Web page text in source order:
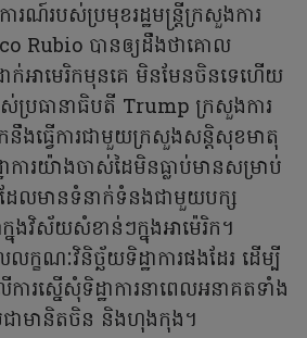
រណ៍របស់ប្រមុខរដ្ឋមន្រ្តីក្រសួងការ
Rubio បានឲ្យដឹងថាគោល
ាក់អាមេរិកមុនគេ មិនមែនចិនទេហើយ
ប្រធានាធិបតី Trump ក្រសួងការ
នឹងធ្វើការជាមួយក្រសួងសន្តិសុខមាតុ
ារយ៉ាងចាស់ដៃមិនធ្លាប់មានសម្រាប់
ែលមានទំនាក់ទំនងជាមួយបក្ស
នុងវិស័យសំខាន់ៗក្នុងអាម៉េរិក។
ខណៈវិនិច្ឆ័យទិដ្ឋាការផងដែរ ដើម្បី
ការស្នើសុំទិដ្ឋាការនាពេលអនាគតទាំង
ជាមានិតចិន និងហុងកុង។